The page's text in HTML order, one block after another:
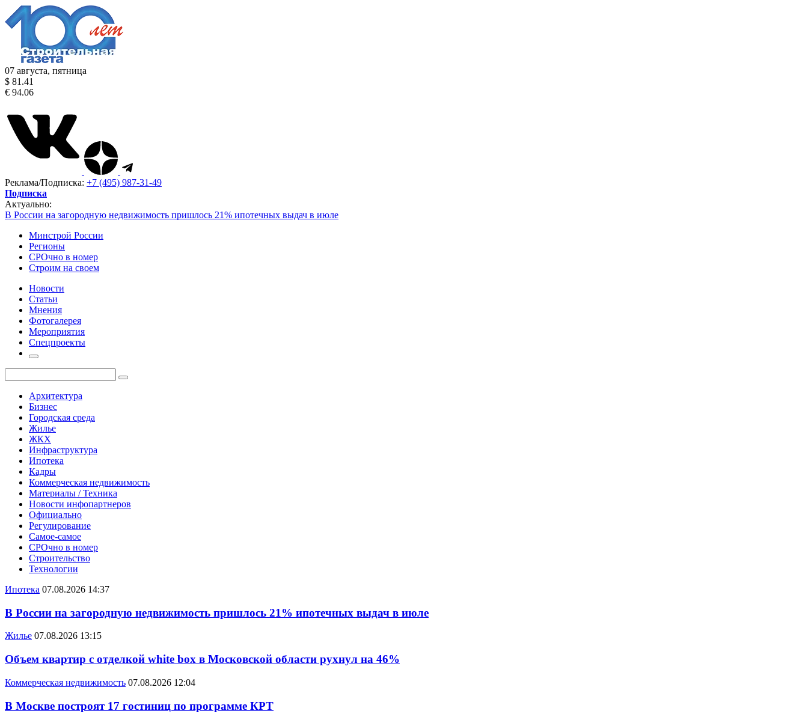
07 августа, пятница
$ 81.41
€ 94.06
Реклама/Подписка: +7 (495) 987-31-49
Подписка
Актуально:
В России на загородную недвижимость пришлось 21% ипотечных выдач в июле
Минстрой России
Регионы
СРОчно в номер
Строим на своем
Новости
Статьи
Мнения
Фотогалерея
Мероприятия
Спецпроекты
Архитектура
Бизнес
Городская среда
Жилье
ЖКХ
Инфраструктура
Ипотека
Кадры
Коммерческая недвижимость
Материалы / Техника
Новости инфопартнеров
Официально
Регулирование
Самое-самое
СРОчно в номер
Строительство
Технологии
Ипотека 07.08.2026 14:37
В России на загородную недвижимость пришлось 21% ипотечных выдач в июле
Жилье 07.08.2026 13:15
Объем квартир с отделкой white box в Московской области рухнул на 46%
Коммерческая недвижимость 07.08.2026 12:04
В Москве построят 17 гостиниц по программе КРТ